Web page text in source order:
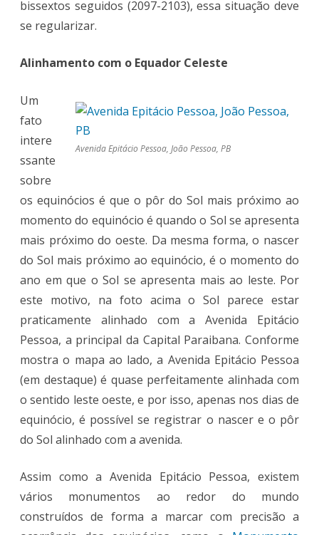
bissextos seguidos (2097-2103), essa situação deve
se regularizar.
Alinhamento com o Equador Celeste
Avenida Epitácio Pessoa, João Pessoa, PB
Um
fato
intere
ssante
sobre
os equinócios é que o pôr do Sol mais próximo ao
momento do equinócio é quando o Sol se apresenta
mais próximo do oeste. Da mesma forma, o nascer
do Sol mais próximo ao equinócio, é o momento do
ano em que o Sol se apresenta mais ao leste. Por
este motivo, na foto acima o Sol parece estar
praticamente alinhado com a Avenida Epitácio
Pessoa, a principal da Capital Paraibana. Conforme
mostra o mapa ao lado, a Avenida Epitácio Pessoa
(em destaque) é quase perfeitamente alinhada com
o sentido leste oeste, e por isso, apenas nos dias de
equinócio, é possível se registrar o nascer e o pôr
do Sol alinhado com a avenida.
Assim como a Avenida Epitácio Pessoa, existem
vários monumentos ao redor do mundo
construídos de forma a marcar com precisão a